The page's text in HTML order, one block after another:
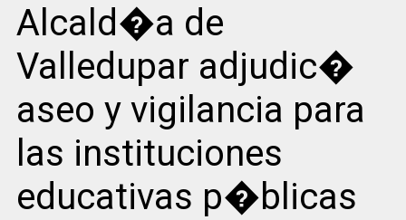
Alcald�a de
Valledupar adjudic�
aseo y vigilancia para
las instituciones
educativas p�blicas